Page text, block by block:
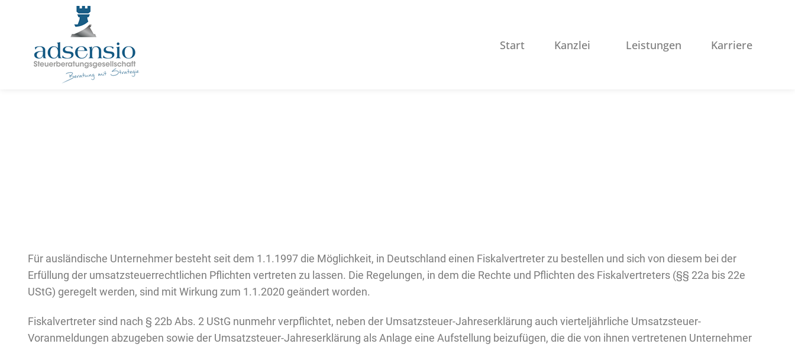
Start Kanzlei Leistungen Karriere
Für ausländische Unternehmer besteht seit dem 1.1.1997 die Möglichkeit, in Deutschland einen Fiskalvertreter zu bestellen und sich von diesem bei der
Erfüllung der umsatzsteuerrechtlichen Pflichten vertreten zu lassen. Die Regelungen, in dem die Rechte und Pflichten des Fiskalvertreters (§§ 22a bis 22e
UStG) geregelt werden, sind mit Wirkung zum 1.1.2020 geändert worden.
Fiskalvertreter sind nach § 22b Abs. 2 UStG nunmehr verpflichtet, neben der Umsatzsteuer-Jahreserklärung auch vierteljährliche Umsatzsteuer-
Voranmeldungen abzugeben sowie der Umsatzsteuer-Jahreserklärung als Anlage eine Aufstellung beizufügen, die die von ihnen vertretenen Unternehmer